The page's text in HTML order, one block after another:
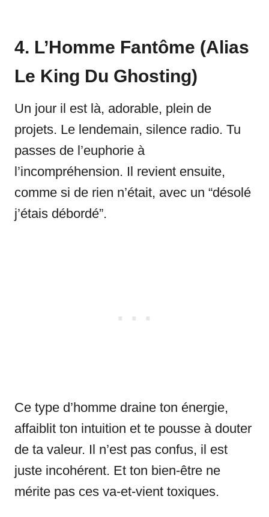
4. L’Homme Fantôme (Alias
Le King Du Ghosting)
Un jour il est là, adorable, plein de
projets. Le lendemain, silence radio. Tu
passes de l’euphorie à
l’incompréhension. Il revient ensuite,
comme si de rien n’était, avec un “désolé
j’étais débordé”.
Ce type d’homme draine ton énergie,
affaiblit ton intuition et te pousse à douter
de ta valeur. Il n’est pas confus, il est
juste incohérent. Et ton bien-être ne
mérite pas ces va-et-vient toxiques.